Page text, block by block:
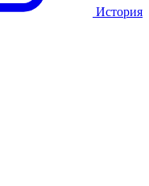
История